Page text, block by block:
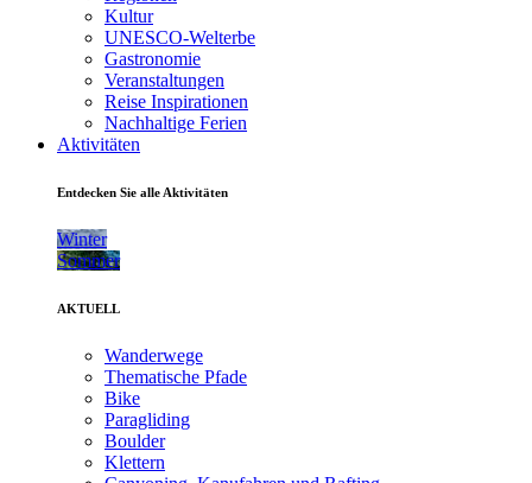
Kultur
UNESCO-Welterbe
Gastronomie
Veranstaltungen
Reise Inspirationen
Nachhaltige Ferien
Aktivitäten
Entdecken Sie alle Aktivitäten
Winter
Sommer
AKTUELL
Wanderwege
Thematische Pfade
Bike
Paragliding
Boulder
Klettern